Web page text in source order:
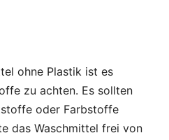
ohne Plastik ist es
zu achten. Es sollten
oder Farbstoffe
das Waschmittel frei von